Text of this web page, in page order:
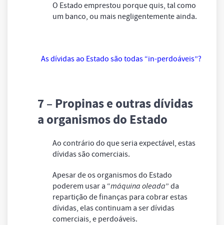
O Estado emprestou porque quis, tal como
um banco, ou mais negligentemente ainda.
As dívidas ao Estado são todas “in-perdoáveis”?
7 – Propinas e outras dívidas
a organismos do Estado
Ao contrário do que seria expectável, estas
dívidas são comerciais.
Apesar de os organismos do Estado
poderem usar a “máquina oleada” da
repartição de finanças para cobrar estas
dívidas, elas continuam a ser dívidas
comerciais, e perdoáveis.